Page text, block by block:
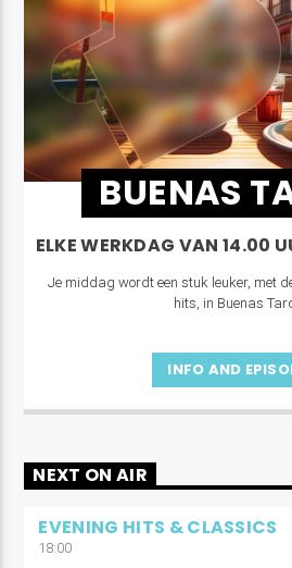
BUENAS
ELKE WERKDAG VAN 14.00
Je middag wordt een stuk leuker, met
hits, in Buenas
INFO AND
NEXT ON AIR
EVENING HITS & CLASSICS
18:00